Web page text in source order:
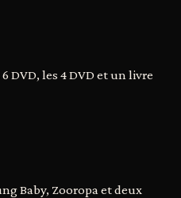
DVD, les 4 DVD et un livre
Baby, Zooropa et deux